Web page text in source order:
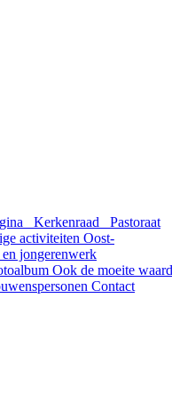
Kerkenraad
Pastoraat
activiteiten Oost-
en jongerenwerk
Ook de moeite waard
Contact